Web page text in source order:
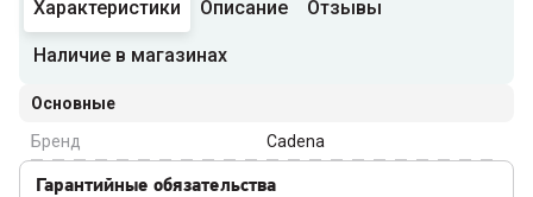
Характеристики Описание Отзывы
Наличие в магазинах
Основные
Бренд
Cadena
Гарантийные обязательства